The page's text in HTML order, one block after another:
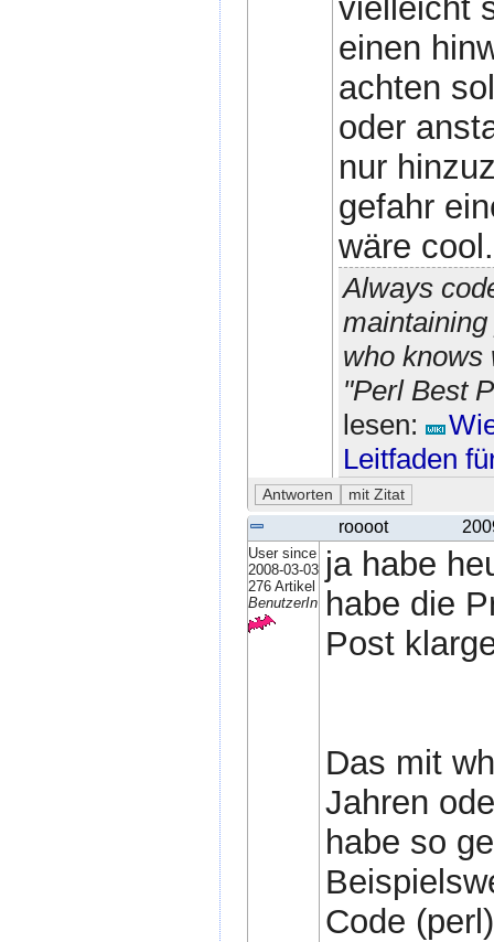
vielleicht
einen
achten
oder
nur
gefahr
wäre
Always
who knows
"Perl Best
lesen:
Leitfaden
roooot
User since
2008-03-03
276 Artikel
BenutzerIn
ja habe
habe die
Post
Das mit
Jahren
habe so
Code